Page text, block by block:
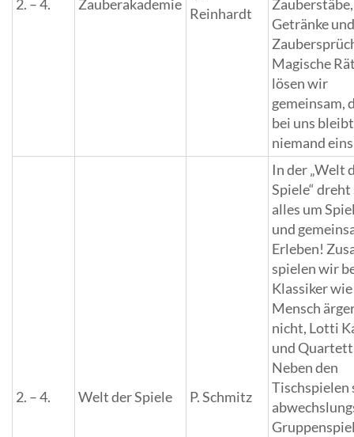
2. – 4. Zauberakademie
Reinhardt
Zauberstäbe,
Getränke
Magische
lösen wir
gemeinsam,
bei uns bleibt
niemand
2. – 4. Welt der Spiele P. Schmitz
In der „Welt
Spiele“
alles um
und
Erleben!
spielen wir
Klassiker
Mensch
nicht, Lotti
und
Neben den
Tischspielen